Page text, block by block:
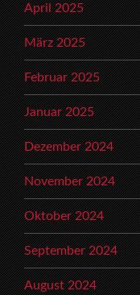
April 2025
März 2025
Februar 2025
Januar 2025
Dezember 2024
November 2024
Oktober 2024
September 2024
August 2024